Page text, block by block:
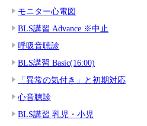
モニター心電図
BLS講習 Advance ※中止
呼吸音聴診
BLS講習 Basic(16:00)
「異常の気付き」と初期対応
心音聴診
BLS講習 乳児・小児